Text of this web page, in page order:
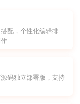
配，个性化编辑排
作
码独立部署版，支持